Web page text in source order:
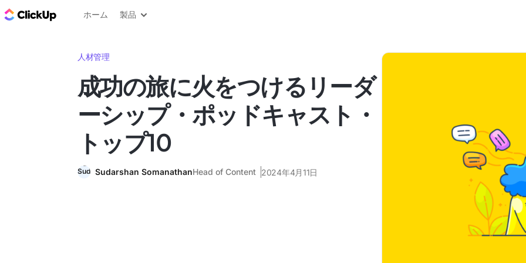
ClickUp ブログ
ホーム 製品
人材管理
成功の旅に火をつけるリーダ
ーシップ・ポッドキャスト・
トップ10
Sudarshan SomanathanHead of Content 2024年4月11日